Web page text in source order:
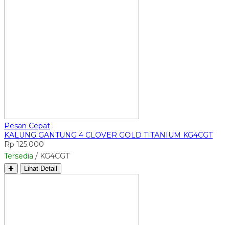
Pesan Cepat
KALUNG GANTUNG 4 CLOVER GOLD TITANIUM KG4CGT
Rp 125.000
Tersedia / KG4CGT
✚ Lihat Detail